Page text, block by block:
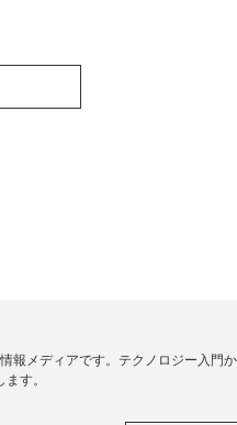
報メディアです。テクノロジー入門
す。